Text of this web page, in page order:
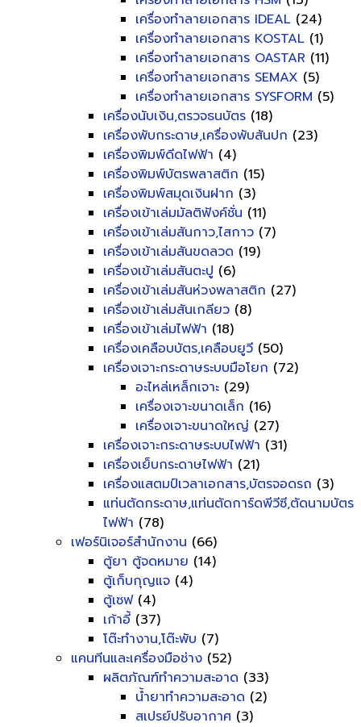
เครื่องทำลายเอกสาร IDEAL (24)
เครื่องทำลายเอกสาร KOSTAL (1)
เครื่องทำลายเอกสาร OASTAR (11)
เครื่องทำลายเอกสาร SEMAX (5)
เครื่องทำลายเอกสาร SYSFORM (5)
เครื่องนับเงิน,ตรวจธนบัตร (18)
เครื่องพับกระดาษ,เครื่องพับสันปก (23)
เครื่องพิมพ์ดีดไฟฟ้า (4)
เครื่องพิมพ์บัตรพลาสติก (15)
เครื่องพิมพ์สมุดเงินฝาก (3)
เครื่องเข้าเล่มมัลติฟังค์ชั่น (11)
เครื่องเข้าเล่มสันกาว,ไสกาว (7)
เครื่องเข้าเล่มสันขดลวด (19)
เครื่องเข้าเล่มสันตะปู (6)
เครื่องเข้าเล่มสันห่วงพลาสติก (27)
เครื่องเข้าเล่มสันเกลียว (8)
เครื่องเข้าเล่มไฟฟ้า (18)
เครื่องเคลือบบัตร,เคลือบยูวี (50)
เครื่องเจาะกระดาษระบบมือโยก (72)
อะไหล่เหล็กเจาะ (29)
เครื่องเจาะขนาดเล็ก (16)
เครื่องเจาะขนาดใหญ่ (27)
เครื่องเจาะกระดาษระบบไฟฟ้า (31)
เครื่องเย็บกระดาษไฟฟ้า (21)
เครื่องแสตมป์เวลาเอกสาร,บัตรจอดรถ (3)
แท่นตัดกระดาษ,แท่นตัดการ์ดพีวีซี,ตัดนามบัตร
ไฟฟ้า (78)
เฟอร์นิเจอร์สำนักงาน (66)
ตู้ยา ตู้จดหมาย (14)
ตู้เก็บกุญแจ (4)
ตู้เซฟ(4)
เก้าอี้ (37)
โต๊ะทำงาน,โต๊ะพับ (7)
แคนทีนและเครื่องมือช่าง (52)
ผลิตภัณฑ์ทำความสะอาด (33)
น้ำยาทำความสะอาด (2)
สเปรย์ปรับอากาศ (3)